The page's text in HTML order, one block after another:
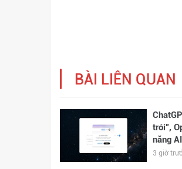
BÀI LIÊN QUAN
trói”,
năng
3 giờ